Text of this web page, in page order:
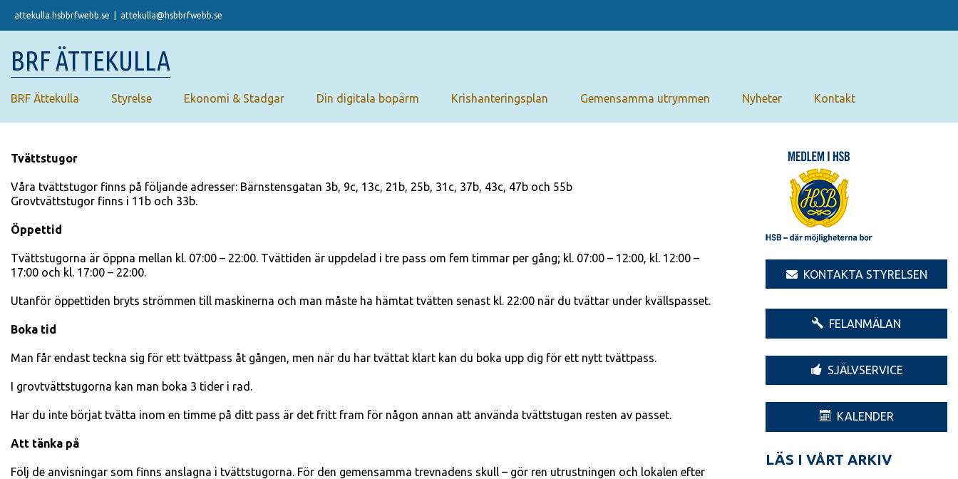
content
attekulla.hsbbrfwebb.se attekulla@hsbbrfwebb.se
BRF ÄTTEKULLA
BRF Ättekulla Styrelse Ekonomi & Stadgar Din digitala bopärm Krishanteringsplan Gemensamma utrymmen Nyheter Kontakt
Tvättstugor
Våra tvättstugor finns på följande adresser: Bärnstensgatan 3b, 9c, 13c, 21b, 25b, 31c, 37b, 43c, 47b och 55b
Grovtvättstugor finns i 11b och 33b.
Öppettid
Tvättstugorna är öppna mellan kl. 07:00 – 22:00. Tvättiden är uppdelad i tre pass om fem timmar per gång; kl. 07:00 – 12:00, kl. 12:00 –
17:00 och kl. 17:00 – 22:00.
Utanför öppettiden bryts strömmen till maskinerna och man måste ha hämtat tvätten senast kl. 22:00 när du tvättar under kvällspasset.
Boka tid
Man får endast teckna sig för ett tvättpass åt gången, men när du har tvättat klart kan du boka upp dig för ett nytt tvättpass.
I grovtvättstugorna kan man boka 3 tider i rad.
Har du inte börjat tvätta inom en timme på ditt pass är det fritt fram för någon annan att använda tvättstugan resten av passet.
Att tänka på
Följ de anvisningar som finns anslagna i tvättstugorna. För den gemensamma trevnadens skull – gör ren utrustningen och lokalen efter
KONTAKTA STYRELSEN
FELANMÄLAN
SJÄLVSERVICE
KALENDER
LÄS I VÅRT ARKIV